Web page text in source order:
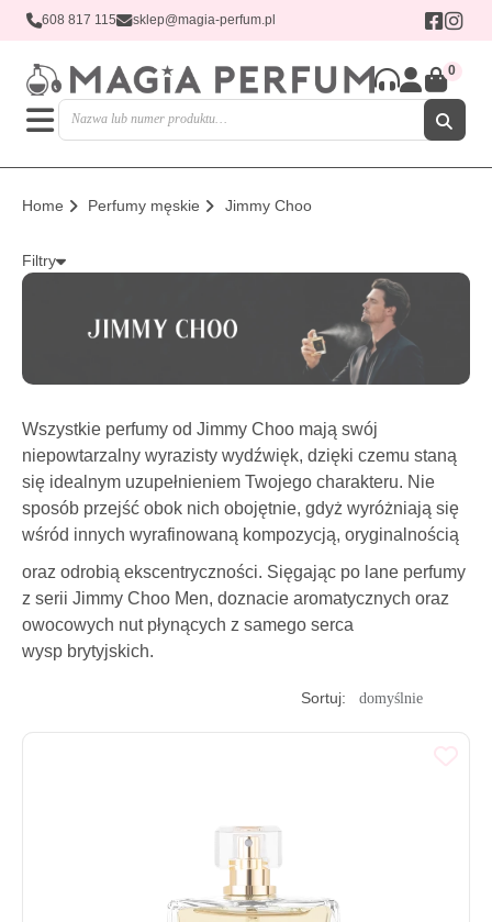
608 817 115 sklep@magia-perfum.pl
0
Home Perfumy męskie Jimmy Choo
Filtry
Wszystkie perfumy od Jimmy Choo mają swój
niepowtarzalny wyrazisty wydźwięk, dzięki czemu staną
się idealnym uzupełnieniem Twojego charakteru. Nie
sposób przejść obok nich obojętnie, gdyż wyróżniają się
wśród innych wyrafinowaną kompozycją, oryginalnością
oraz odrobią ekscentryczności. Sięgając po lane perfumy
z serii Jimmy Choo Men, doznacie aromatycznych oraz
owocowych nut płynących z samego serca
wysp brytyjskich.
Sortuj: